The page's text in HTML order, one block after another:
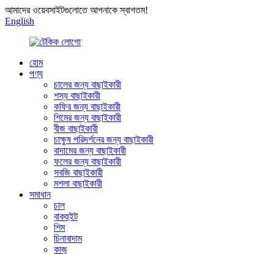
আমাদের ওয়েবসাইটগুলোতে আপনাকে স্বাগতম!
English
হোম
পণ্য
চালের জন্য বাছাইকারী
শস্য বাছাইকারী
কফির জন্য বাছাইকারী
শিমের জন্য বাছাইকারী
বীজ বাছাইকারী
চাক্ষুষ পরিদর্শনের জন্য বাছাইকারী
বাদামের জন্য বাছাইকারী
ফলের জন্য বাছাইকারী
সবজি বাছাইকারী
মশলা বাছাইকারী
সমাধান
চাল
বাকহুইট
শিম
চিনাবাদাম
কাজু